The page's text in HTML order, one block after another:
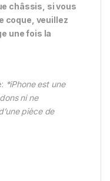
châssis, si vous
coque, veuillez
une fois la
*iPhone est une
ni ne
pièce de